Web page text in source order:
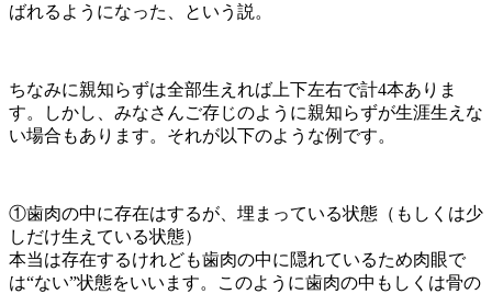
ばれるようになった、という説。
ちなみに親知らずは全部生えれば上下左右で計4本ありま
す。しかし、みなさんご存じのように親知らずが生涯生えな
い場合もあります。それが以下のような例です。
①歯肉の中に存在はするが、埋まっている状態（もしくは少
しだけ生えている状態）
本当は存在するけれども歯肉の中に隠れているため肉眼で
は“ない”状態をいいます。このように歯肉の中もしくは骨の